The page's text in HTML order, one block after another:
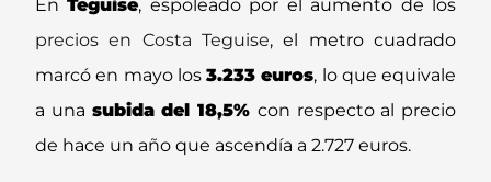
EnTeguise, espoleado por el aumento de los
precios en Costa Teguise, el metro cuadrado
marcó en mayo los 3.233 euros, lo que equivale
a una subida del 18,5% con respecto al precio
de hace un año que ascendía a 2.727 euros.